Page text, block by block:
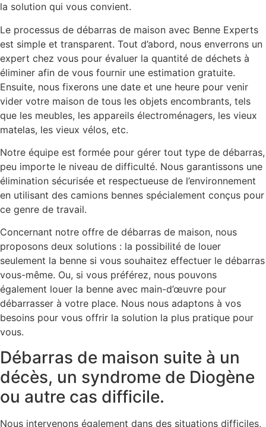
la solution qui vous convient.
Le processus de débarras de maison avec Benne Experts
est simple et transparent. Tout d’abord, nous enverrons un
expert chez vous pour évaluer la quantité de déchets à
éliminer afin de vous fournir une estimation gratuite.
Ensuite, nous fixerons une date et une heure pour venir
vider votre maison de tous les objets encombrants, tels
que les meubles, les appareils électroménagers, les vieux
matelas, les vieux vélos, etc.
Notre équipe est formée pour gérer tout type de débarras,
peu importe le niveau de difficulté. Nous garantissons une
élimination sécurisée et respectueuse de l’environnement
en utilisant des camions bennes spécialement conçus pour
ce genre de travail.
Concernant notre offre de débarras de maison, nous
proposons deux solutions : la possibilité de louer
seulement la benne si vous souhaitez effectuer le débarras
vous-même. Ou, si vous préférez, nous pouvons
également louer la benne avec main-d’œuvre pour
débarrasser à votre place. Nous nous adaptons à vos
besoins pour vous offrir la solution la plus pratique pour
vous.
Débarras de maison suite à un
décès, un syndrome de Diogène
ou autre cas difficile.
Nous intervenons également dans des situations difficiles,